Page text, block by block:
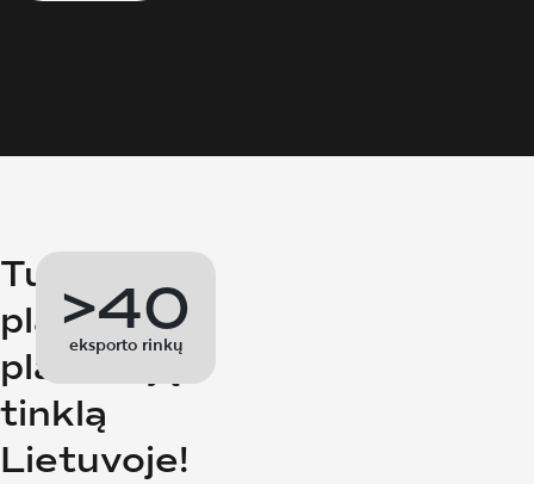
Turime
plačiausią
platintojų
tinklą
Lietuvoje!
>40
eksporto rinkų